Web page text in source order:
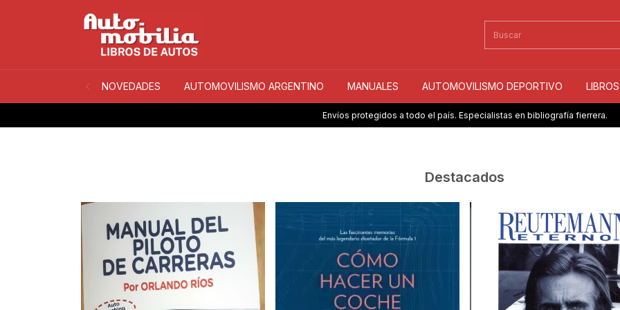
NOVEDADES AUTOMOVILISMO ARGENTINO MANUALES AUTOMOVILISMO DEPORTIVO
Envíos protegidos a todo el país. Especialistas en bibliografía fierrera.
Destacados